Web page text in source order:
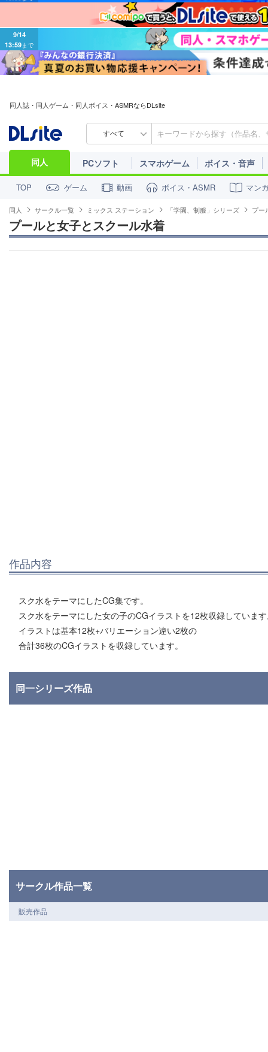
9/14
13:59 まで
同人誌・同人ゲーム・同人ボイス・ASMRならDLsite
すべて
同人 PCソフト スマホゲーム ボイス・音声
TOP ゲーム 動画 ボイス・ASMR マン
同人 サークル一覧 ミックス ステーション 「学園、制服」シリーズ プー
プールと女子とスクール水着
作品内容
スク水をテーマにしたCG集です。
スク水をテーマにした女の子のCGイラストを12枚収録していま
イラストは基本12枚+バリエーション違い2枚の
合計36枚のCGイラストを収録しています。
同一シリーズ作品
サークル作品一覧
販売作品